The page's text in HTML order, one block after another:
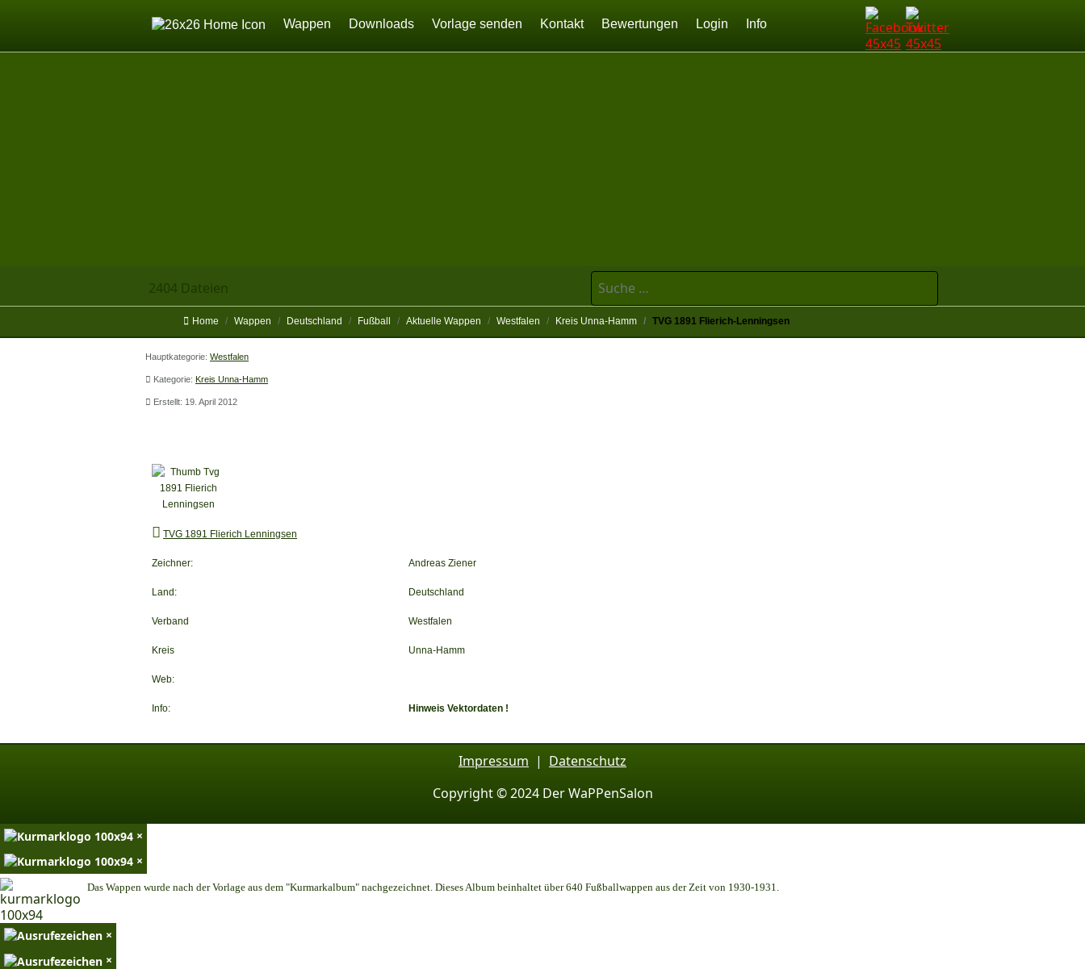
Home
Wappen Downloads Vorlage senden Kontakt Bewertungen Login Info
2404 Dateien
Suchen
Home Wappen Deutschland Fußball Aktuelle Wappen Westfalen Kreis Unna-Hamm TVG 1891 Flierich-Lenningsen
Hauptkategorie: Westfalen
Kategorie: Kreis Unna-Hamm
Erstellt: 19. April 2012
TVG 1891 Flierich Lenningsen
Zeichner: Andreas Ziener
Land: Deutschland
Verband Westfalen
Kreis Unna-Hamm
Web:
Info: Hinweis Vektordaten !
Impressum | Datenschutz
Copyright © 2024 Der WaPPenSalon
×
×
Das Wappen wurde nach der Vorlage aus dem "Kurmarkalbum" nachgezeichnet. Dieses Album beinhaltet über 640 Fußballwappen aus der Zeit von 1930-1931.
×
×